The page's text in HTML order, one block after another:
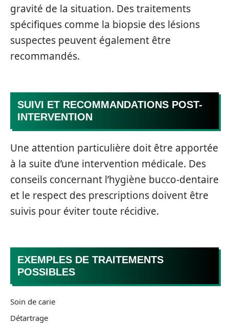
gravité de la situation. Des traitements
spécifiques comme la biopsie des lésions
suspectes peuvent également être
recommandés.
SUIVI ET RECOMMANDATIONS POST-
INTERVENTION
Une attention particulière doit être apportée
à la suite d’une intervention médicale. Des
conseils concernant l’hygiène bucco-dentaire
et le respect des prescriptions doivent être
suivis pour éviter toute récidive.
EXEMPLES DE TRAITEMENTS
POSSIBLES
Soin de carie
Détartrage